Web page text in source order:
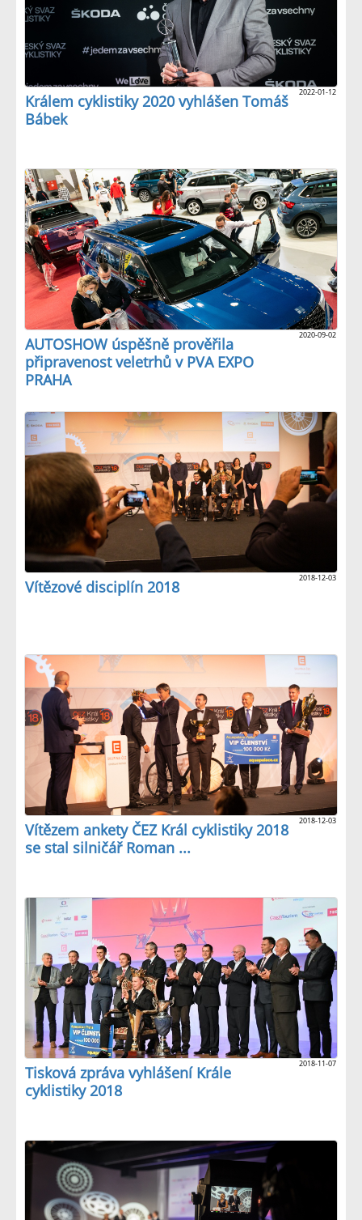
2022-01-12
Králem cyklistiky 2020 vyhlášen Tomáš
Bábek
2020-09-02
AUTOSHOW úspěšně prověřila
připravenost veletrhů v PVA EXPO
PRAHA
2018-12-03
Vítězové disciplín 2018
2018-12-03
Vítězem ankety ČEZ Král cyklistiky 2018
se stal silničář Roman ...
2018-11-07
Tisková zpráva vyhlášení Krále
cyklistiky 2018